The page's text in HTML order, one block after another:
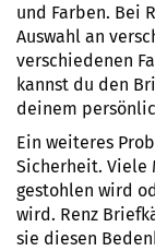
und Farben. Bei
Auswahl an
verschiedenen
kannst du den
deinem
Ein weiteres
Sicherheit. Viele
gestohlen wird
wird. Renz
sie diesen